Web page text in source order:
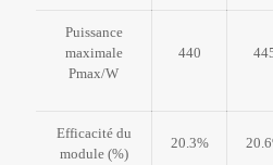
Puissance
maximale
Pmax/W
440
Efficacité du
module (%)
20.3%